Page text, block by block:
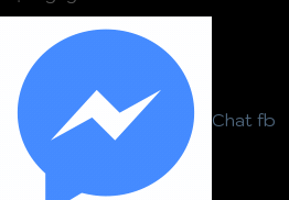
Chat fb